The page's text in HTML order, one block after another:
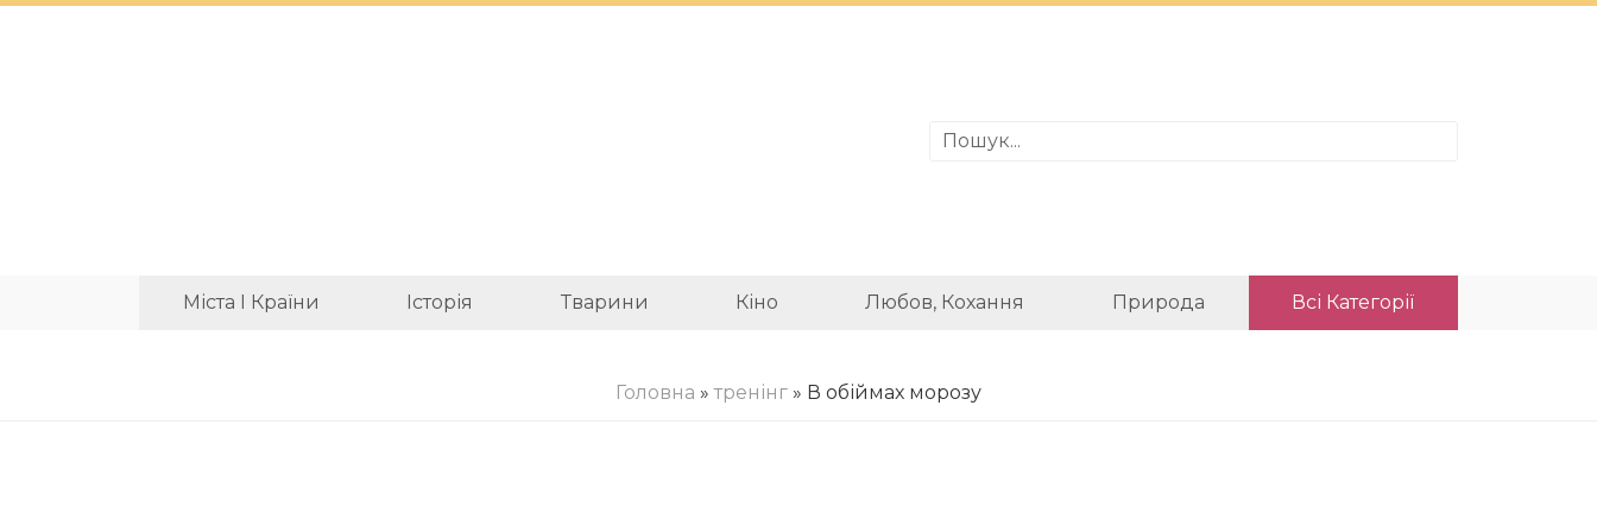
Міста І Країни Історія Тварини Кіно Любов, Кохання Природа Всі Категорії
Головна »тренінг » В обіймах морозу